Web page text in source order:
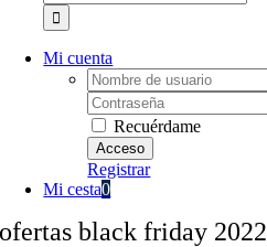
Mi cuenta
Username:
Password:
Recuérdame
Registrar
Mi cesta0
ofertas black friday 2022